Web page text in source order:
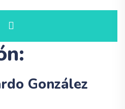
González